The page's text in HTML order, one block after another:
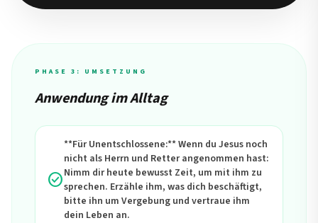
PHASE 3: UMSETZUNG
Anwendung im Alltag
check_circle
**Für Unentschlossene:** Wenn du Jesus noch
nicht als Herrn und Retter angenommen hast:
Nimm dir heute bewusst Zeit, um mit ihm zu
sprechen. Erzähle ihm, was dich beschäftigt,
bitte ihn um Vergebung und vertraue ihm
dein Leben an.